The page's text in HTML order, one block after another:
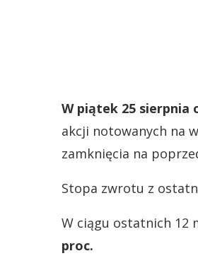
W piątek 25 sierpnia
akcji notowanych na
zamknięcia na
Stopa zwrotu z
W ciągu ostatnich 12
proc.